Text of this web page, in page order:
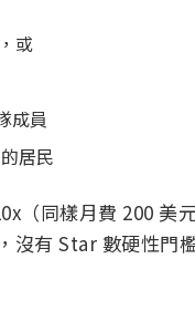
或
成員
居民
同樣月費 200 美
沒有 Star 數硬性門